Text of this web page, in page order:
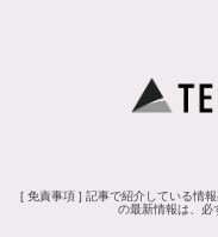
[ 免責事項 ] 記事で紹介している情
の最新情報は、必